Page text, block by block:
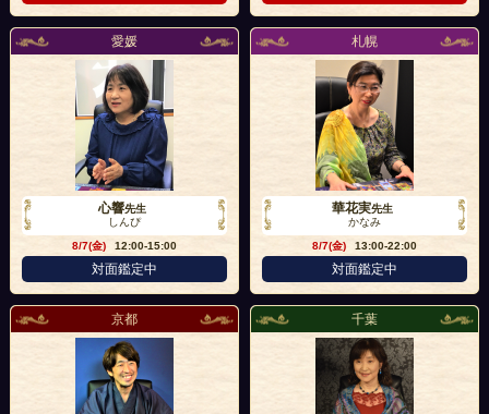
愛媛
心響先生
しんぴ
8/7(金)
12:00-15:00
対面鑑定中
札幌
華花実先生
かなみ
8/7(金)
13:00-22:00
対面鑑定中
京都 千葉